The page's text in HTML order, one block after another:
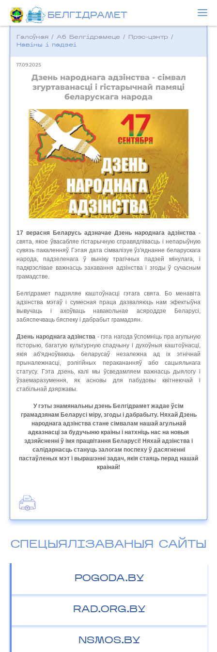
БЕЛГIДРAМЕТ
Галоўная / Аб Белгідрамеце / Прэс-цэнтр /
Навіны і падзеі
17.09.2025
Дзень народнага адзінства - сімвал
згуртаванасці і гістарычнай памяці
беларускага народа
17 верасня Беларусь адзначае Дзень народнага адзінства -
свята, якое ўвасабляе гістарычную справядлівасць і непарыўную
сувязь пакаленняў. Гэтая дата сімвалізуе ўз'яднанне беларускага
народа, падзеленага ў выніку трагічных падзей мінулага, і
падкрэслівае важнасць захавання адзінства і згоды ў сучасным
грамадстве.
Белгідрамет падзяляе каштоўнасці гэтага свята. Бо менавіта
адзінства мэтаў і сумесная праца дазваляюць нам эфектыўна
вывучаць і ахоўваць навакольнае асяроддзе Беларусі,
забяспечваць бяспеку і дабрабыт грамадзян.
Дзень народнага адзінства - гэта нагода ўспомніць пра агульную
гісторыю, багатую культурную спадчыну і духоўныя каштоўнасці,
якія аб'ядноўваюць беларусаў незалежна ад іх этнічнай
прыналежнасці, рэлігійных перакананняў або сацыяльнага
статусу. Гэта дзень, калі мы ўсведамляем важнасць дыялогу і
ўзаемаразумення, як асновы для пабудовы квітнеючай і
стабільнай дзяржавы.
У гэты знамянальны дзень Белгідрамет жадае ўсім
грамадзянам Беларусі міру, згоды і дабрабыту. Няхай Дзень
народнага адзінства стане сімвалам нашай агульнай
адказнасці за будучыню краіны і натхніць нас на новыя
здзяйсненні ў імя працвітання Беларусі! Няхай адзінства і
салідарнасць стануць залогам поспеху ў дасягненні
пастаўленых мэт і вырашэнні задач, якія стаяць перад нашай
краінай!
СПЕЦЫЯЛІЗАВАНЫЯ САЙТЫ
POGODA.BY
RAD.ORG.BY
NSMOS.BY